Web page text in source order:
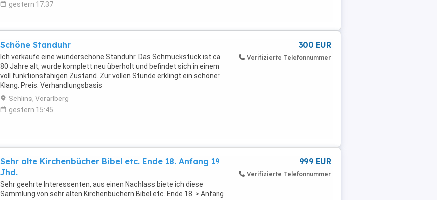
gestern 17:37
Schöne Standuhr
Ich verkaufe eine wunderschöne Standuhr. Das Schmuckstück ist ca.
80 Jahre alt, wurde komplett neu überholt und befindet sich in einem
voll funktionsfähigen Zustand. Zur vollen Stunde erklingt ein schöner
Klang. Preis: Verhandlungsbasis
Schlins, Vorarlberg
gestern 15:45
300 EUR
Verifizierte Telefonnummer
Sehr alte Kirchenbücher Bibel etc. Ende 18. Anfang 19
Jhd.
Sehr geehrte Interessenten, aus einen Nachlass biete ich diese
Sammlung von sehr alten Kirchenbüchern Bibel etc. Ende 18. > Anfang
999 EUR
Verifizierte Telefonnummer